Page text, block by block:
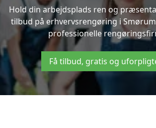
Hold din arbejdsplads ren og
tilbud på erhvervsrengøring i
professionelle
Få tilbud, gratis og